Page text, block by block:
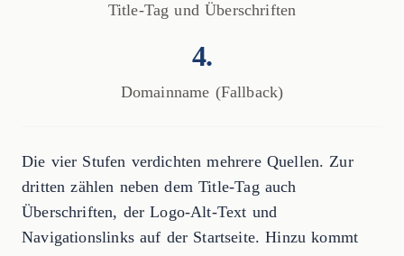
Title-Tag und Überschriften
4.
Domainname (Fallback)
Die vier Stufen verdichten mehrere Quellen. Zur
dritten zählen neben dem Title-Tag auch
Überschriften, der Logo-Alt-Text und
Navigationslinks auf der Startseite. Hinzu kommt